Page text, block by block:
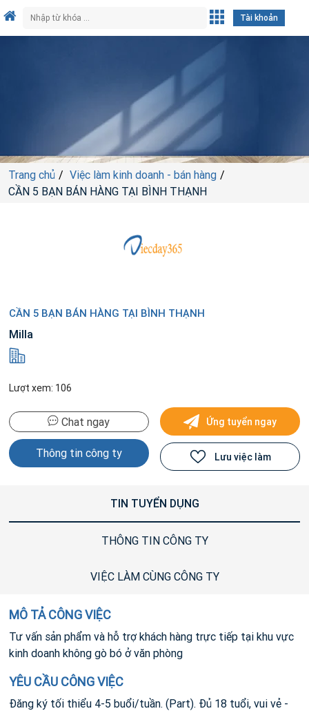
Tài khoản
Trang chủ
Việc làm kinh doanh - bán hàng
CẦN 5 BẠN BÁN HÀNG TẠI BÌNH THẠNH
CẦN 5 BẠN BÁN HÀNG TẠI BÌNH THẠNH
Milla
Lượt xem: 106
Chat ngay
Thông tin công ty
Ứng tuyển ngay
Lưu việc làm
TIN TUYỂN DỤNG
THÔNG TIN CÔNG TY
VIỆC LÀM CÙNG CÔNG TY
MÔ TẢ CÔNG VIỆC
Tư vấn sản phẩm và hỗ trợ khách hàng trực tiếp tại khu vực
kinh doanh không gò bó ở văn phòng
YÊU CẦU CÔNG VIỆC
Đăng ký tối thiểu 4-5 buổi/tuần. (Part). Đủ 18 tuổi, vui vẻ -